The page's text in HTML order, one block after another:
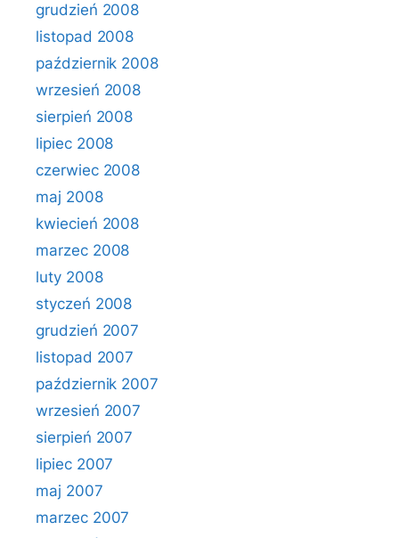
grudzień 2008
listopad 2008
październik 2008
wrzesień 2008
sierpień 2008
lipiec 2008
czerwiec 2008
maj 2008
kwiecień 2008
marzec 2008
luty 2008
styczeń 2008
grudzień 2007
listopad 2007
październik 2007
wrzesień 2007
sierpień 2007
lipiec 2007
maj 2007
marzec 2007